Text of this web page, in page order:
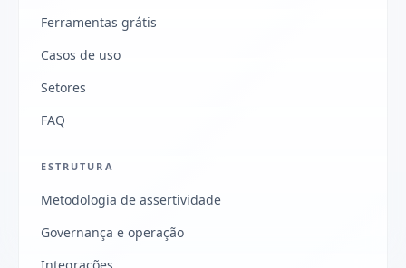
Ferramentas grátis
Casos de uso
Setores
FAQ
ESTRUTURA
Metodologia de assertividade
Governança e operação